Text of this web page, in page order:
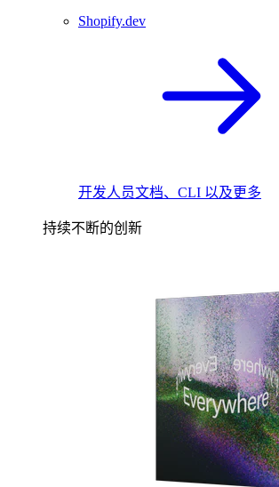
Shopify.dev
开发人员文档、CLI 以及更多
持续不断的创新